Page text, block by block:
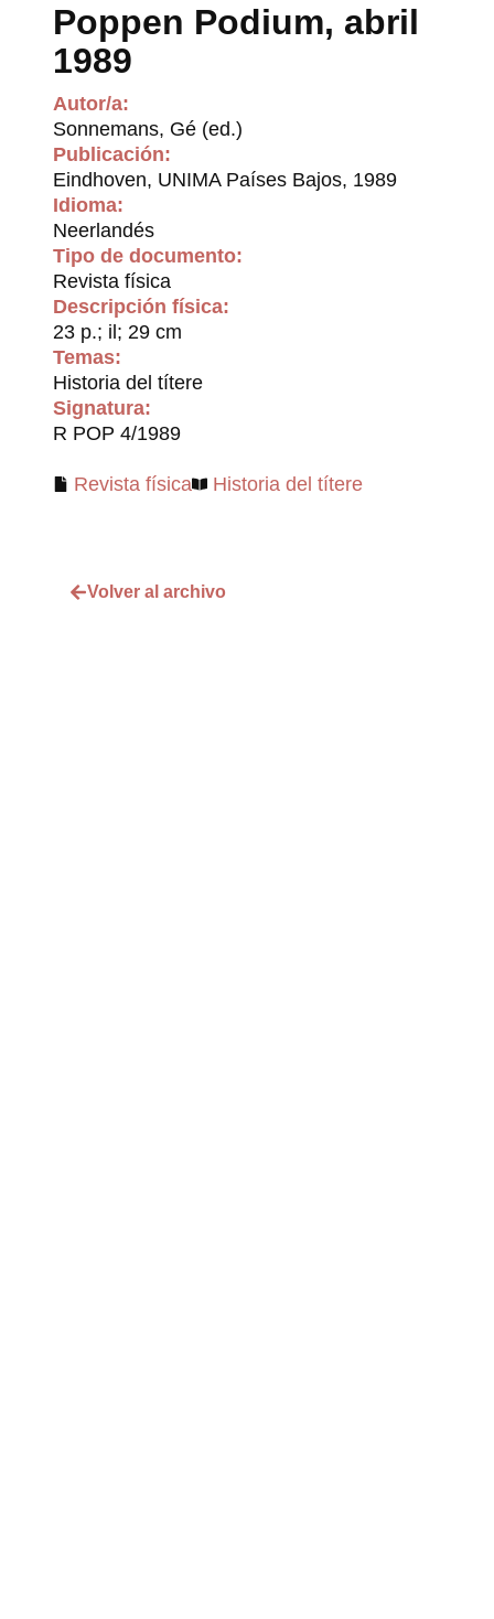
Poppen Podium, abril
1989
Autor/a:
Sonnemans, Gé (ed.)
Publicación:
Eindhoven, UNIMA Países Bajos, 1989
Idioma:
Neerlandés
Tipo de documento:
Revista física
Descripción física:
23 p.; il; 29 cm
Temas:
Historia del títere
Signatura:
R POP 4/1989
Revista física Historia del títere
Volver al archivo